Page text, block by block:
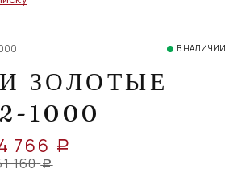
В НАЛИЧИИ
ЗОЛОТЫЕ
1000
766 a
160 a